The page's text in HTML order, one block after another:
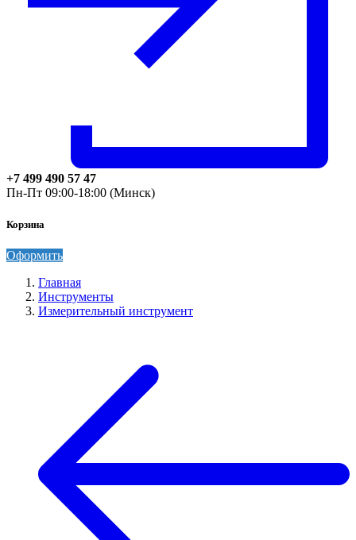
+7 499 490 57 47
Пн-Пт 09:00-18:00 (Минск)
Корзина
Оформить
Главная
Инструменты
Измерительный инструмент